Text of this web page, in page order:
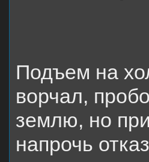
Подъем на
ворчал,
землю, но
напрочь